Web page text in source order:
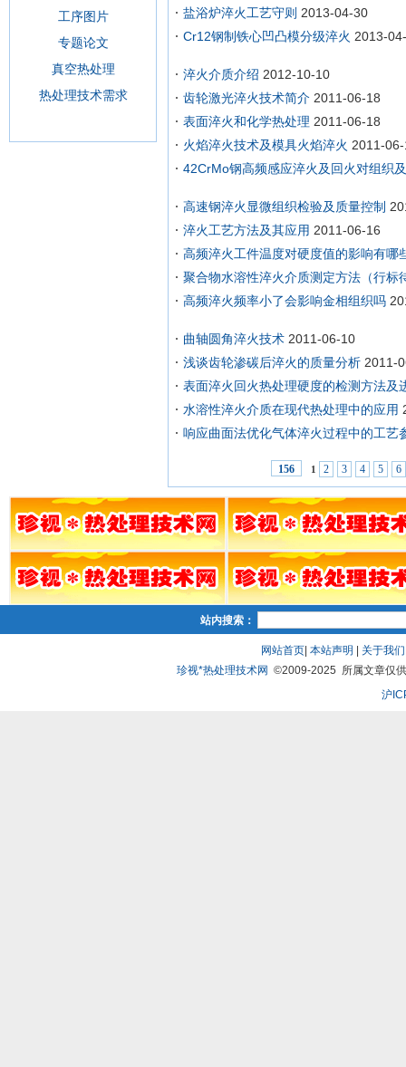
工序图片
专题论文
真空热处理
热处理技术需求
盐浴炉淬火工艺守则 2013-04-30
Cr12钢制铁心凹凸模分级淬火 2013-
淬火介质介绍 2012-10-10
齿轮激光淬火技术简介 2011-06-18
表面淬火和化学热处理 2011-06-18
火焰淬火技术及模具火焰淬火 2011-
42CrMo钢高频感应淬火及回火对组织
高速钢淬火显微组织检验及质量控制
淬火工艺方法及其应用 2011-06-16
高频淬火工件温度对硬度值的影响有哪
聚合物水溶性淬火介质测定方法（行标
高频淬火频率小了会影响金相组织吗
曲轴圆角淬火技术 2011-06-10
浅谈齿轮渗碳后淬火的质量分析 2011-
表面淬火回火热处理硬度的检测方法及
水溶性淬火介质在现代热处理中的应用
响应曲面法优化气体淬火过程中的工艺
156 1 2 3 4 5 6
站内搜索：
网站首页| 本站声明 关于我们
珍视*热处理技术网 ©2009-2025 所属文章仅
沪